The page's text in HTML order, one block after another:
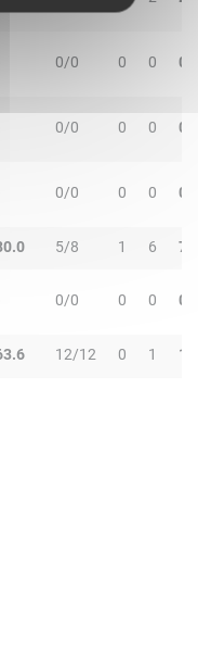
0/0 0 0 0
0/0 0 0 0
0/0 0 0 0
5/8 1 6 7
0/0 0 0 0
12/12 0 1 1